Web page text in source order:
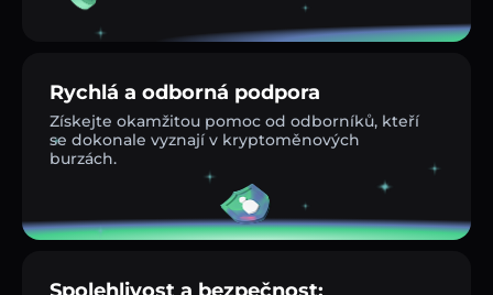
Rychlá a odborná podpora
Získejte okamžitou pomoc od odborníků, kteří
se dokonale vyznají v kryptoměnových
burzách.
Spolehlivost a bezpečnost: